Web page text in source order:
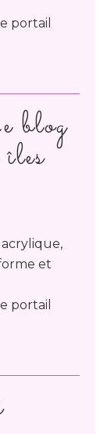
blog
et
portail
portail